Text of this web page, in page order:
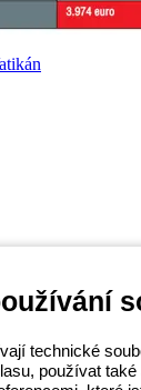
roku 2025 a jeho
potřeb.Zjistěte
technické
používat